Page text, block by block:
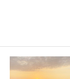
セラピスト